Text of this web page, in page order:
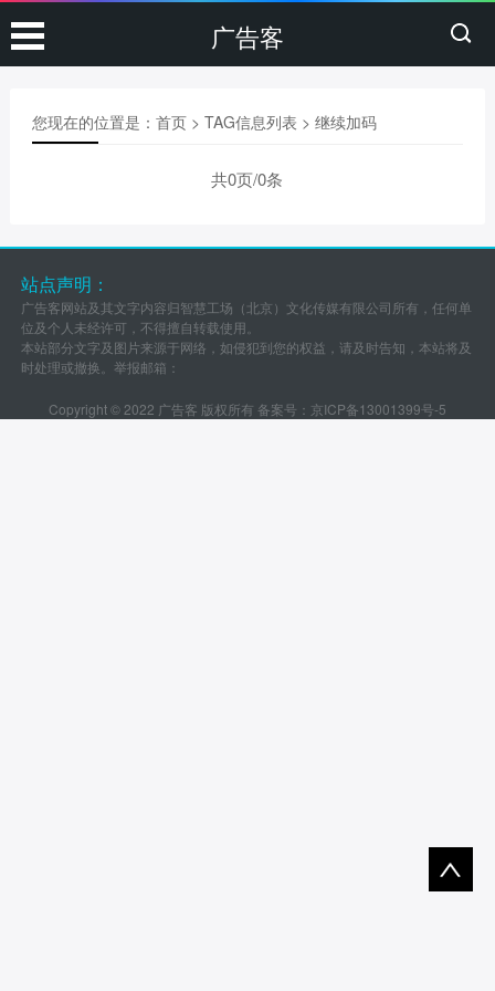
广告客
您现在的位置是： 首页> TAG信息列表 > 继续加码
共0页/0条
站点声明：
广告客网站及其文字内容归智慧工场（北京）文化传媒有限公司所有，任何单
位及个人未经许可，不得擅自转载使用。
本站部分文字及图片来源于网络，如侵犯到您的权益，请及时告知，本站将及
时处理或撤换。举报邮箱：
Copyright © 2022 广告客 版权所有 备案号： 京ICP备13001399号-5